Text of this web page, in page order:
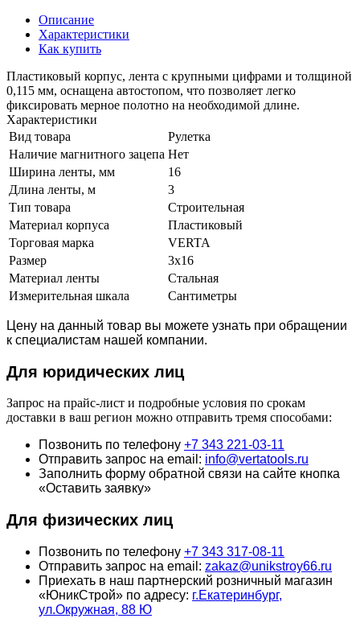
Описание
Характеристики
Как купить
Пластиковый корпус, лента с крупными цифрами и толщиной
0,115 мм, оснащена автостопом, что позволяет легко
фиксировать мерное полотно на необходимой длине.
Характеристики
Вид товара
Рулетка
Наличие магнитного зацепа Нет
Ширина ленты, мм
16
Длина ленты, м
3
Тип товара
Строительная
Материал корпуса
Пластиковый
Торговая марка
VERTA
Размер
3х16
Материал ленты
Стальная
Измерительная шкала
Сантиметры
Цену на данный товар вы можете узнать при обращении
к специалистам нашей компании.
Для юридических лиц
Запрос на прайс-лист и подробные условия по срокам
доставки в ваш регион можно отправить тремя способами:
Позвонить по телефону +7 343 221-03-11
Отправить запрос на email: info@vertatools.ru
Заполнить форму обратной связи на сайте кнопка
«Оставить заявку»
Для физических лиц
Позвонить по телефону +7 343 317-08-11
Отправить запрос на email: zakaz@unikstroy66.ru
Приехать в наш партнерский розничный магазин
«ЮникСтрой» по адресу: г.Екатеринбург,
ул.Окружная, 88 Ю